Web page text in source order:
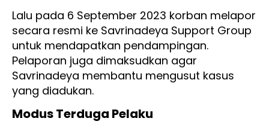
Lalu pada 6 September 2023 korban melapor
secara resmi ke Savrinadeya Support Group
untuk mendapatkan pendampingan.
Pelaporan juga dimaksudkan agar
Savrinadeya membantu mengusut kasus
yang diadukan.
Modus Terduga Pelaku